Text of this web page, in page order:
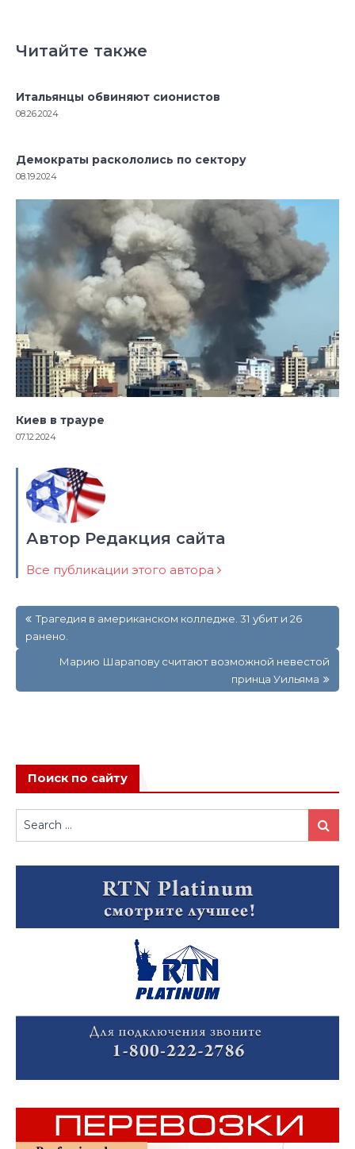
Читайте также
Итальянцы обвиняют сионистов
08.26.2024
Демократы раскололись по сектору
08.19.2024
Киев в трауре
07.12.2024
Автор Редакция сайта
Все публикации этого автора
по
записям
Трагедия в американском колледже. 31 убит и 26
ранено.
Марию Шарапову считают возможной невестой
принца Уильяма
Поиск по сайту
Search
for:
Search